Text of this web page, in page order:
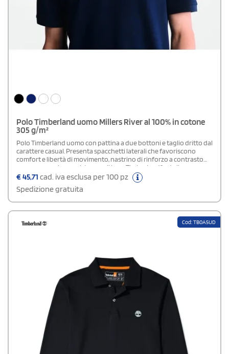
Polo Timberland uomo Millers River al 100% in cotone
305 g/m²
Polo Timberland uomo con pattina a due bottoni e taglio dritto dal
carattere casual. Presenta spacchetti laterali che favoriscono
comfort e libertà di movimento, nastrino di rinforzo a contrasto
per una maggiore resistenza e il logo Timberland® ad albero
ricamato sul lato sinistro del petto, dettaglio distintivo che
€45,71 cad. iva esclusa per 100 pz
Spedizione gratuita
Cod: TB0A5UD